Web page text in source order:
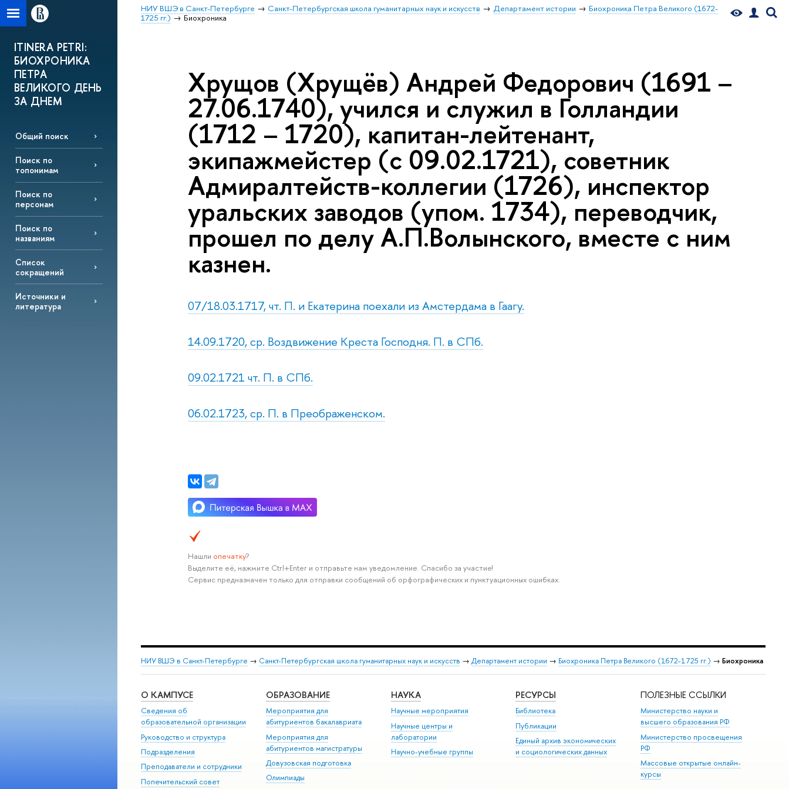
НИУ ВШЭ в Санкт-Петербурге Санкт-Петербургская школа гуманитарных наук и искусств Департамент истории
Биохроника Петра Великого (1672-
1725 гг.)
Биохроника
ITINERA PETRI:
БИОХРОНИКА
ПЕТРА
ВЕЛИКОГО ДЕНЬ
ЗА ДНЕМ
Общий поиск
Поиск по
топонимам
Поиск по
персонам
Поиск по
названиям
Список
сокращений
Источники и
литература
Хрущов (Хрущёв) Андрей Федорович (1691 –
27.06.1740), учился и служил в Голландии
(1712 – 1720), капитан-лейтенант,
экипажмейстер (с 09.02.1721), советник
Адмиралтейств-коллегии (1726), инспектор
уральских заводов (упом. 1734), переводчик,
прошел по делу А.П.Волынского, вместе с ним
казнен.
07/18.03.1717, чт. П. и Екатерина поехали из Амстердама в Гаагу.
14.09.1720, ср. Воздвижение Креста Господня. П. в СПб.
09.02.1721 чт. П. в СПб.
06.02.1723, ср. П. в Преображенском.
Нашли опечатку?
Выделите её, нажмите Ctrl+Enter и отправьте нам уведомление. Спасибо за участие!
Сервис предназначен только для отправки сообщений об орфографических и пунктуационных ошибках.
НИУ ВШЭ в Санкт-Петербурге → Санкт-Петербургская школа гуманитарных наук и искусств → Департамент истории → Биохроника Петра Великого (1672-1725 гг.) → Биохроника
О КАМПУСЕ
Сведения об
образовательной организации
Руководство и структура
Подразделения
Преподаватели и сотрудники
Попечительский совет
ОБРАЗОВАНИЕ
Мероприятия для
абитуриентов бакалавриата
Мероприятия для
абитуриентов магистратуры
Довузовская подготовка
Олимпиады
НАУКА
Научные мероприятия
Научные центры и
лаборатории
Научно-учебные группы
РЕСУРСЫ
Библиотека
Публикации
Единый архив экономических
и социологических данных
ПОЛЕЗНЫЕ ССЫЛКИ
Министерство науки и
высшего образования РФ
Министерство просвещения
РФ
Массовые открытые онлайн-
курсы